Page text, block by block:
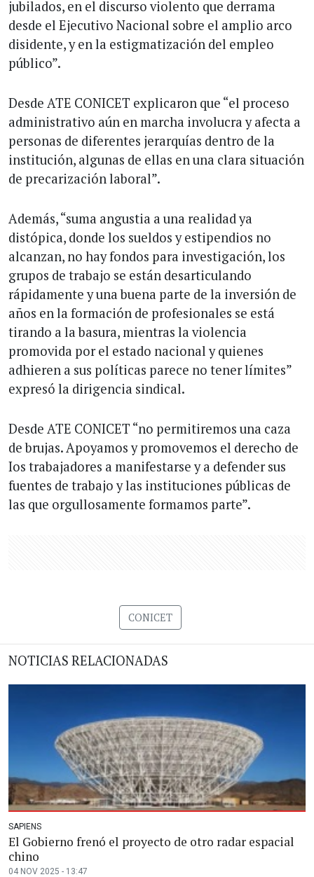
jubilados, en el discurso violento que derrama
desde el Ejecutivo Nacional sobre el amplio arco
disidente, y en la estigmatización del empleo
público”.
Desde ATE CONICET explicaron que “el proceso
administrativo aún en marcha involucra y afecta a
personas de diferentes jerarquías dentro de la
institución, algunas de ellas en una clara situación
de precarización laboral”.
Además, “suma angustia a una realidad ya
distópica, donde los sueldos y estipendios no
alcanzan, no hay fondos para investigación, los
grupos de trabajo se están desarticulando
rápidamente y una buena parte de la inversión de
años en la formación de profesionales se está
tirando a la basura, mientras la violencia
promovida por el estado nacional y quienes
adhieren a sus políticas parece no tener límites”
expresó la dirigencia sindical.
Desde ATE CONICET “no permitiremos una caza
de brujas. Apoyamos y promovemos el derecho de
Ios trabajadores a manifestarse y a defender sus
fuentes de trabajo y las instituciones públicas de
las que orgullosamente formamos parte”.
CONICET
NOTICIAS RELACIONADAS
SAPIENS
El Gobierno frenó el proyecto de otro radar espacial
chino
04 NOV 2025 - 13:47